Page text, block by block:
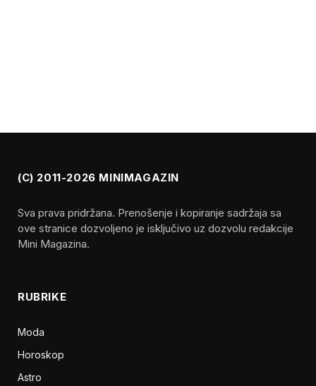
(C) 2011-2026 MINIMAGAZIN
Sva prava pridržana. Prenošenje i kopiranje sadržaja sa
ove stranice dozvoljeno je isključivo uz dozvolu redakcije
Mini Magazina.
RUBRIKE
Moda
Horoskop
Astro